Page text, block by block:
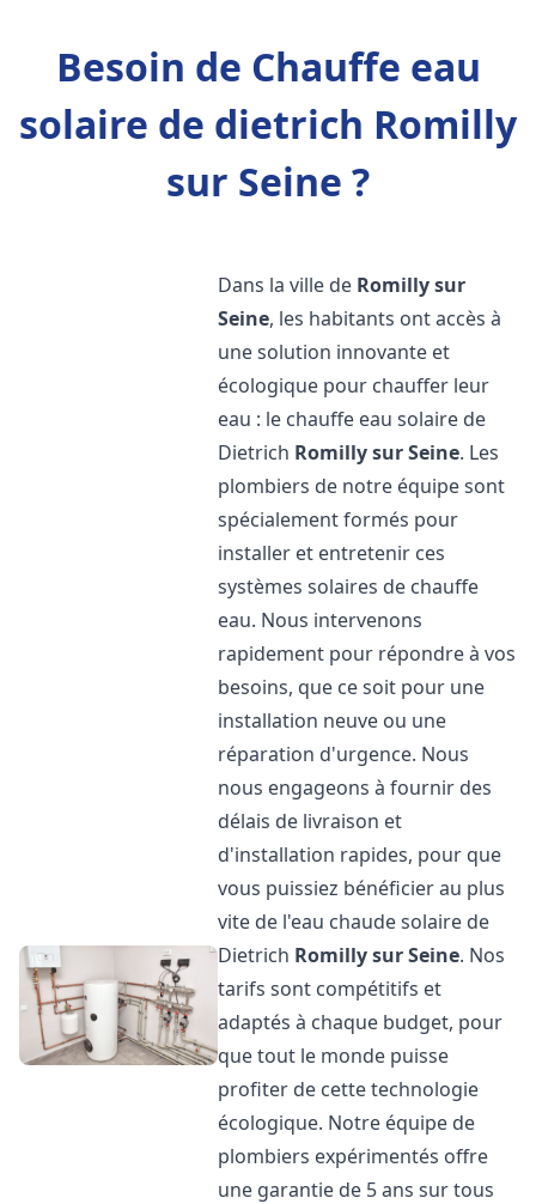
Besoin de Chauffe eau
solaire de dietrich Romilly
sur Seine ?
Dans la ville de Romilly sur
Seine, les habitants ont accès à
une solution innovante et
écologique pour chauffer leur
eau : le chauffe eau solaire de
Dietrich Romilly sur Seine. Les
plombiers de notre équipe sont
spécialement formés pour
installer et entretenir ces
systèmes solaires de chauffe
eau. Nous intervenons
rapidement pour répondre à vos
besoins, que ce soit pour une
installation neuve ou une
réparation d'urgence. Nous
nous engageons à fournir des
délais de livraison et
d'installation rapides, pour que
vous puissiez bénéficier au plus
vite de l'eau chaude solaire de
Dietrich Romilly sur Seine. Nos
tarifs sont compétitifs et
adaptés à chaque budget, pour
que tout le monde puisse
profiter de cette technologie
écologique. Notre équipe de
plombiers expérimentés offre
une garantie de 5 ans sur tous